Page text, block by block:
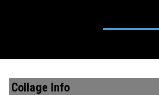
Collage Info